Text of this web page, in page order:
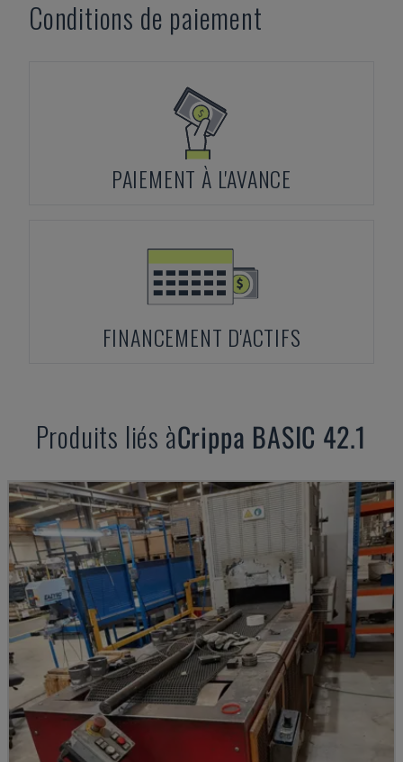
Conditions de paiement
PAIEMENT À L'AVANCE
FINANCEMENT D'ACTIFS
Produits liés àCrippa BASIC 42.1